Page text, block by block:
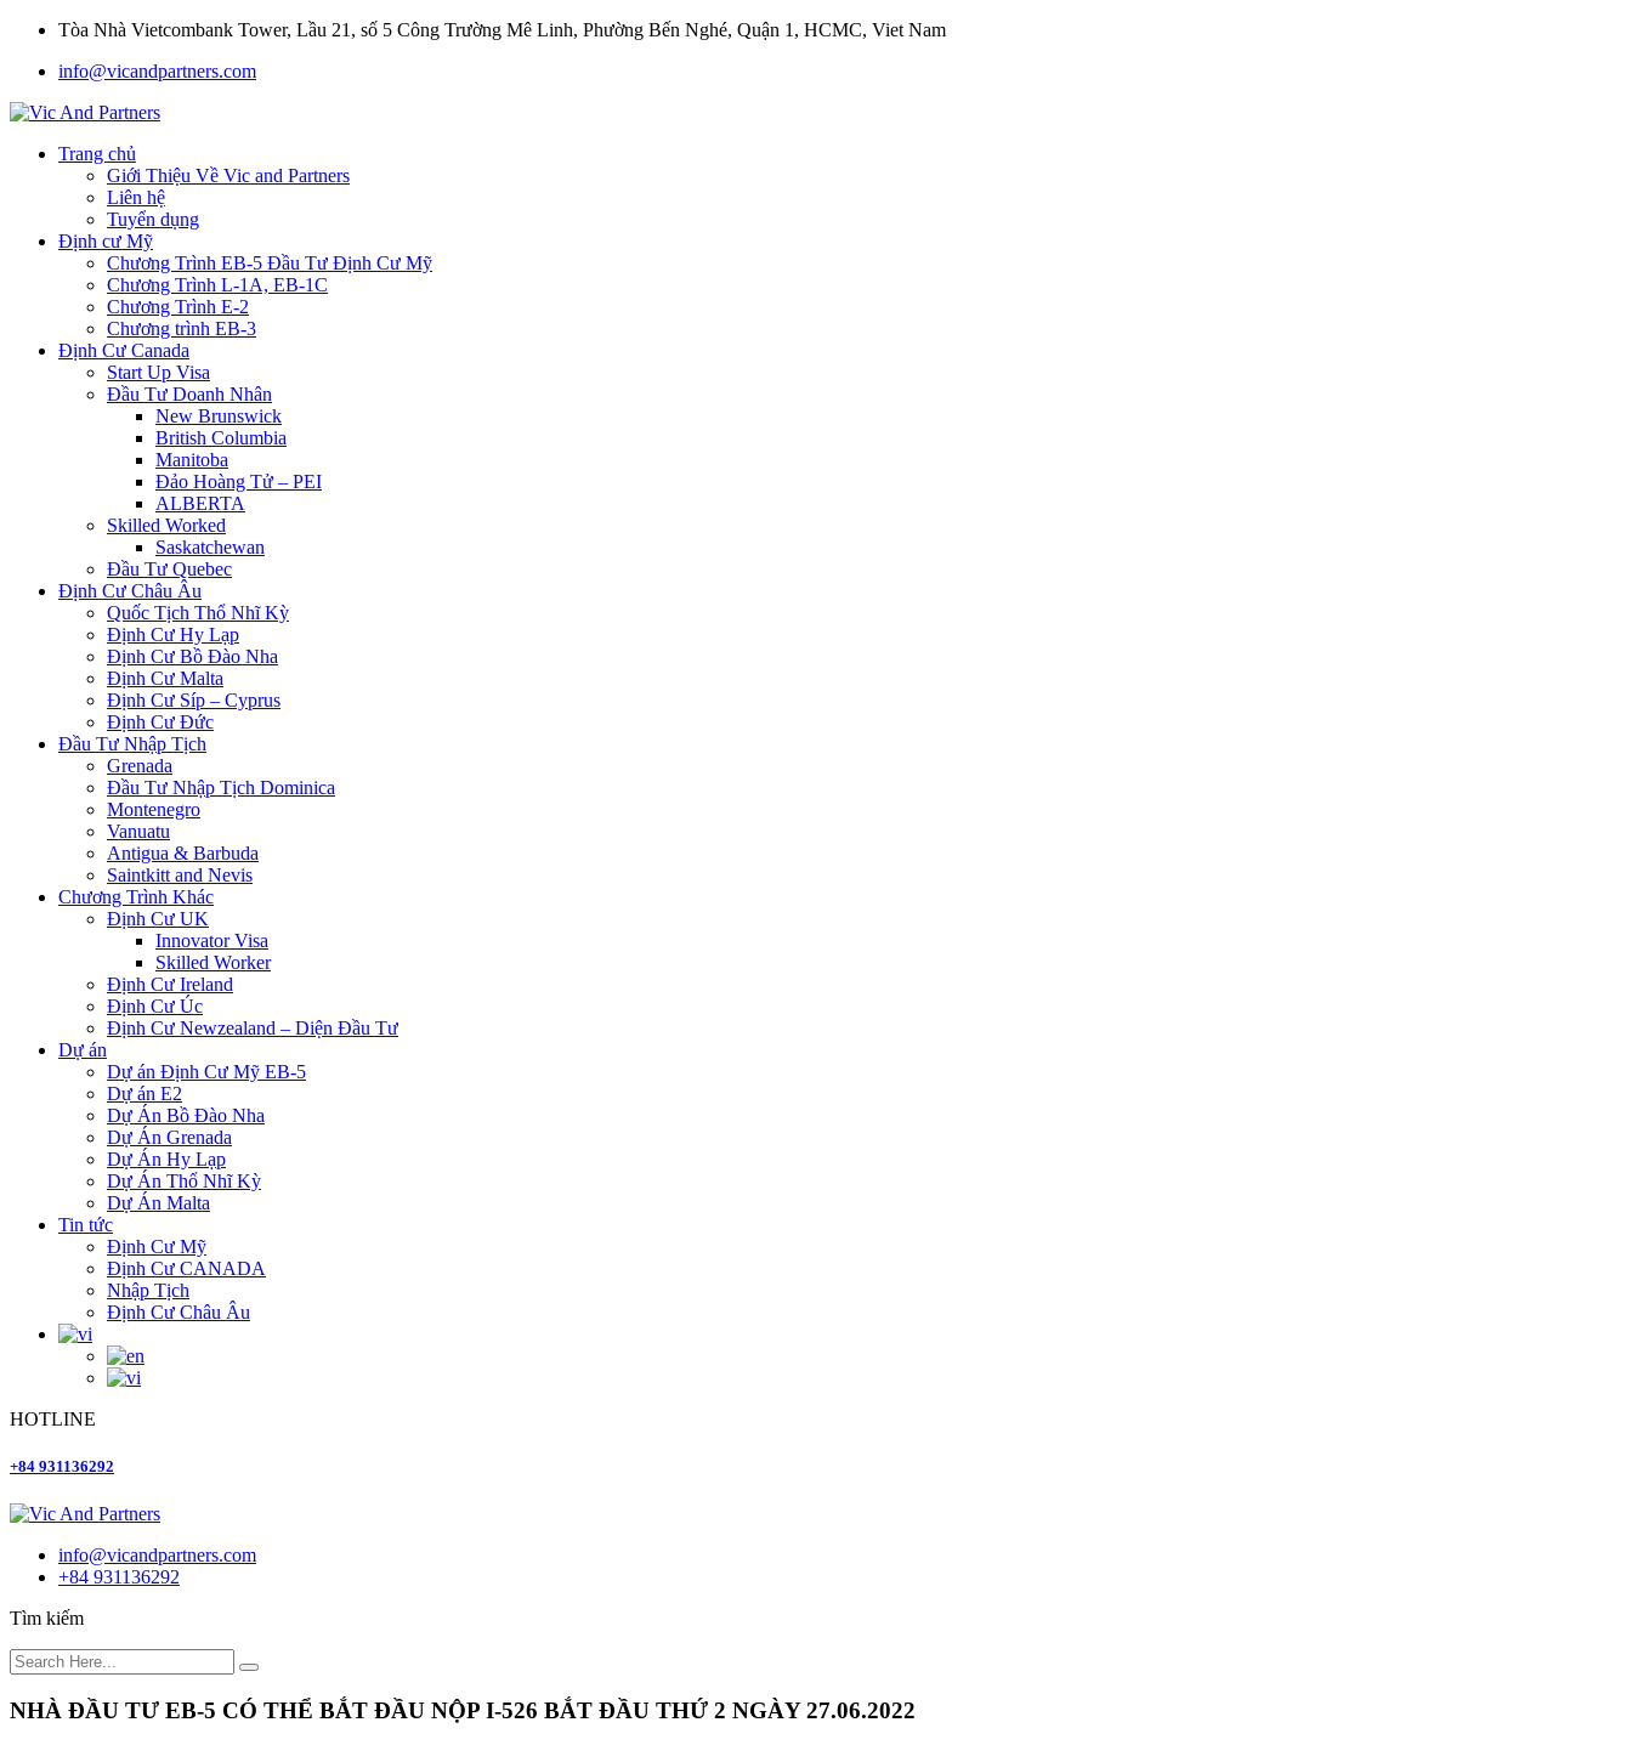
Tòa Nhà Vietcombank Tower, Lầu 21, số 5 Công Trường Mê Linh, Phường Bến Nghé, Quận 1, HCMC, Viet Nam
info@vicandpartners.com
Trang chủ
Giới Thiệu Về Vic and Partners
Liên hệ
Tuyển dụng
Định cư Mỹ
Chương Trình EB-5 Đầu Tư Định Cư Mỹ
Chương Trình L-1A, EB-1C
Chương Trình E-2
Chương trình EB-3
Định Cư Canada
Start Up Visa
Đầu Tư Doanh Nhân
New Brunswick
British Columbia
Manitoba
Đảo Hoàng Tử – PEI
ALBERTA
Skilled Worked
Saskatchewan
Đầu Tư Quebec
Định Cư Châu Âu
Quốc Tịch Thổ Nhĩ Kỳ
Định Cư Hy Lạp
Định Cư Bồ Đào Nha
Định Cư Malta
Định Cư Síp – Cyprus
Định Cư Đức
Đầu Tư Nhập Tịch
Grenada
Đầu Tư Nhập Tịch Dominica
Montenegro
Vanuatu
Antigua & Barbuda
Saintkitt and Nevis
Chương Trình Khác
Định Cư UK
Innovator Visa
Skilled Worker
Định Cư Ireland
Định Cư Úc
Định Cư Newzealand – Diện Đầu Tư
Dự án
Dự án Định Cư Mỹ EB-5
Dự án E2
Dự Án Bồ Đào Nha
Dự Án Grenada
Dự Án Hy Lạp
Dự Án Thổ Nhĩ Kỳ
Dự Án Malta
Tin tức
Định Cư Mỹ
Định Cư CANADA
Nhập Tịch
Định Cư Châu Âu
HOTLINE
+84 931136292
info@vicandpartners.com
+84 931136292
Tìm kiếm
NHÀ ĐẦU TƯ EB-5 CÓ THỂ BẮT ĐẦU NỘP I-526 BẮT ĐẦU THỨ 2 NGÀY 27.06.2022